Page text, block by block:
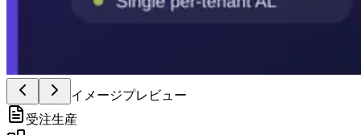
イメージプレビュー
受注生産